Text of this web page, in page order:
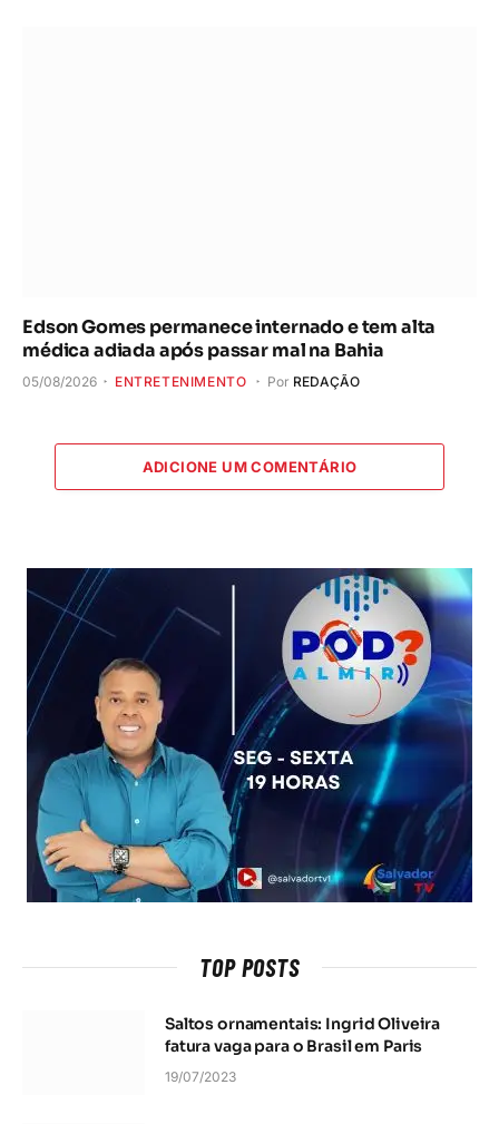
Edson Gomes permanece internado e tem alta
médica adiada após passar mal na Bahia
05/08/2026 ENTRETENIMENTO Por REDAÇÃO
ADICIONE UM COMENTÁRIO
TOP POSTS
Saltos ornamentais: Ingrid Oliveira
fatura vaga para o Brasil em Paris
19/07/2023